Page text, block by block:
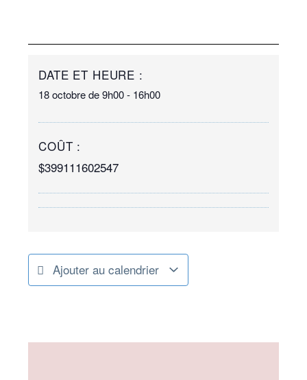
DATE ET HEURE :
18 octobrede9h00- 16h00
COÛT :
$399111602547
Ajouter au calendrier